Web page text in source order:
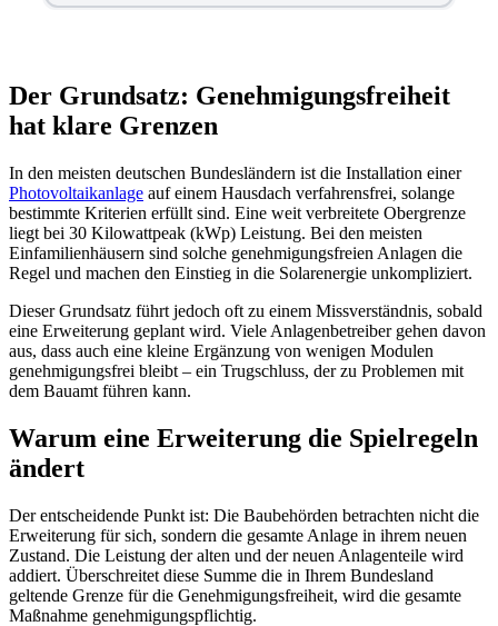
Der Grundsatz: Genehmigungsfreiheit
hat klare Grenzen
In den meisten deutschen Bundesländern ist die Installation einer
Photovoltaikanlage auf einem Hausdach verfahrensfrei, solange
bestimmte Kriterien erfüllt sind. Eine weit verbreitete Obergrenze
liegt bei 30 Kilowattpeak (kWp) Leistung. Bei den meisten
Einfamilienhäusern sind solche genehmigungsfreien Anlagen die
Regel und machen den Einstieg in die Solarenergie unkompliziert.
Dieser Grundsatz führt jedoch oft zu einem Missverständnis, sobald
eine Erweiterung geplant wird. Viele Anlagenbetreiber gehen davon
aus, dass auch eine kleine Ergänzung von wenigen Modulen
genehmigungsfrei bleibt – ein Trugschluss, der zu Problemen mit
dem Bauamt führen kann.
Warum eine Erweiterung die Spielregeln
ändert
Der entscheidende Punkt ist: Die Baubehörden betrachten nicht die
Erweiterung für sich, sondern die gesamte Anlage in ihrem neuen
Zustand. Die Leistung der alten und der neuen Anlagenteile wird
addiert. Überschreitet diese Summe die in Ihrem Bundesland
geltende Grenze für die Genehmigungsfreiheit, wird die gesamte
Maßnahme genehmigungspflichtig.